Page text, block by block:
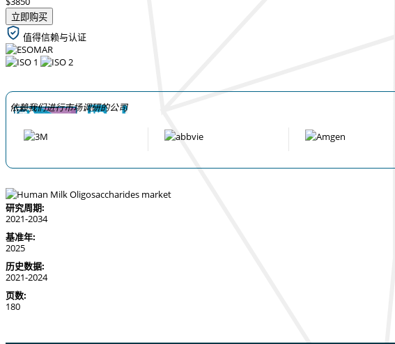
立即购买
值得信赖与认证
依赖我们进行市场调研的公司
研究周期:
2021-2034
基准年:
2025
历史数据:
2021-2024
页数:
180